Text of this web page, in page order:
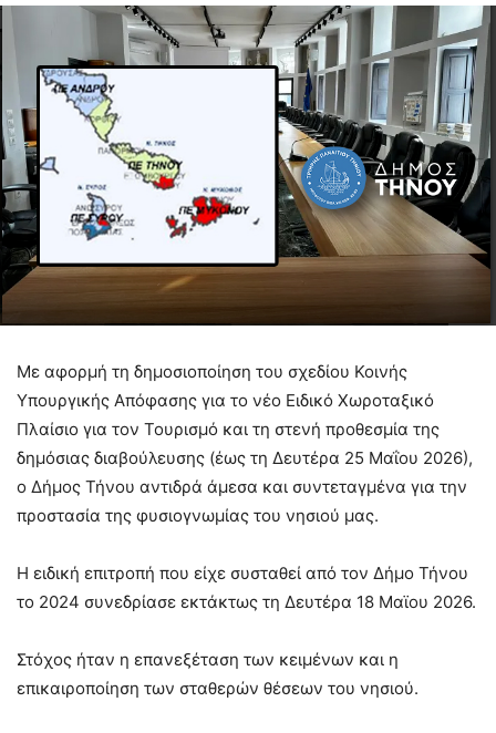
Με αφορμή τη δημοσιοποίηση του σχεδίου Κοινής
Υπουργικής Απόφασης για το νέο Ειδικό Χωροταξικό
Πλαίσιο για τον Τουρισμό και τη στενή προθεσμία της
δημόσιας διαβούλευσης (έως τη Δευτέρα 25 Μαΐου 2026),
ο Δήμος Τήνου αντιδρά άμεσα και συντεταγμένα για την
προστασία της φυσιογνωμίας του νησιού μας.
Η ειδική επιτροπή που είχε συσταθεί από τον Δήμο Τήνου
το 2024 συνεδρίασε εκτάκτως τη Δευτέρα 18 Μαϊου 2026.
Στόχος ήταν η επανεξέταση των κειμένων και η
επικαιροποίηση των σταθερών θέσεων του νησιού.